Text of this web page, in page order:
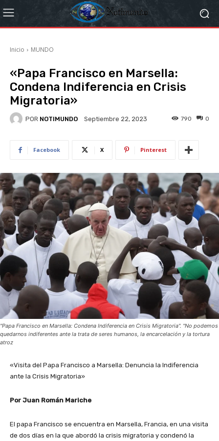
Inicio MUNDO
«Papa Francisco en Marsella:
Condena Indiferencia en Crisis
Migratoria»
POR NOTIMUNDO Septiembre 22, 2023 0
790
Facebook X Pinterest
"Papa Francisco en Marsella: Condena Indiferencia en Crisis Migratoria". "No podemos
quedarnos indiferentes ante la trata de seres humanos, la encarcelación y la tortura
atroz
«Visita del Papa Francisco a Marsella: Denuncia la Indiferencia
ante la Crisis Migratoria»
Por Juan Román Mariche
El papa Francisco se encuentra en Marsella, Francia, en una visita
de dos días en la que abordó la crisis migratoria y condenó la